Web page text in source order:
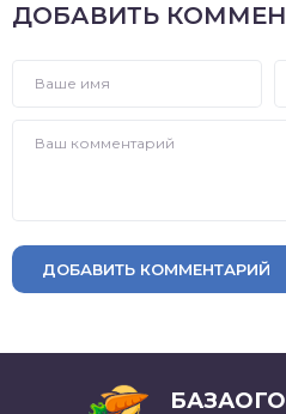
ДОБАВИТЬ
ДОБАВИТЬ КОММЕНТАРИЙ